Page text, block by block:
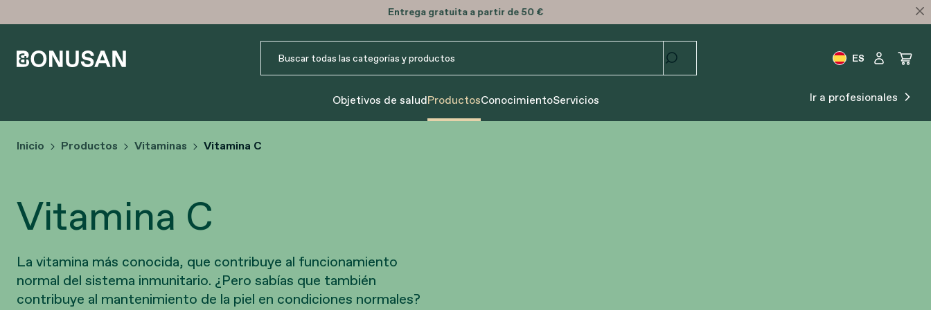
Entrega gratuita a partir de 50 €
ES
Objetivos de saludProductosConocimientoServicios Ir a profesionales
Inicio Productos Vitaminas Vitamina C
Vitamina C
La vitamina más conocida, que contribuye al funcionamiento
normal del sistema inmunitario. ¿Pero sabías que también
contribuye al mantenimiento de la piel en condiciones normales?